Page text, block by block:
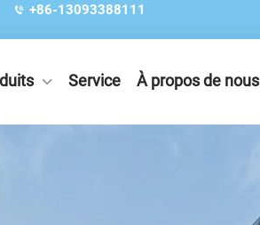
+86-13093388111
Service À propos de nous